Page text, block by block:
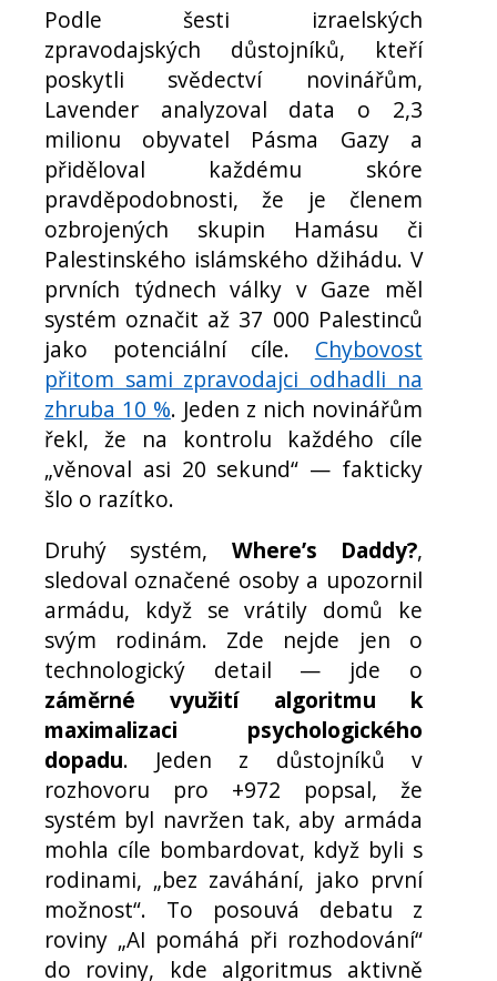
Podle šesti izraelských
zpravodajských důstojníků, kteří
poskytli svědectví novinářům,
Lavender analyzoval data o 2,3
milionu obyvatel Pásma Gazy a
přiděloval každému skóre
pravděpodobnosti, že je členem
ozbrojených skupin Hamásu či
Palestinského islámského džihádu. V
prvních týdnech války v Gaze měl
systém označit až 37 000 Palestinců
jako potenciální cíle. Chybovost
přitom sami zpravodajci odhadli na
zhruba 10 %. Jeden z nich novinářům
řekl, že na kontrolu každého cíle
„věnoval asi 20 sekund“ — fakticky
šlo o razítko.
Druhý systém, Where’s Daddy?,
sledoval označené osoby a upozornil
armádu, když se vrátily domů ke
svým rodinám. Zde nejde jen o
technologický detail — jde o
záměrné využití algoritmu k
maximalizaci psychologického
dopadu. Jeden z důstojníků v
rozhovoru pro +972 popsal, že
systém byl navržen tak, aby armáda
mohla cíle bombardovat, když byli s
rodinami, „bez zaváhání, jako první
možnost“. To posouvá debatu z
roviny „AI pomáhá při rozhodování“
do roviny, kde algoritmus aktivně